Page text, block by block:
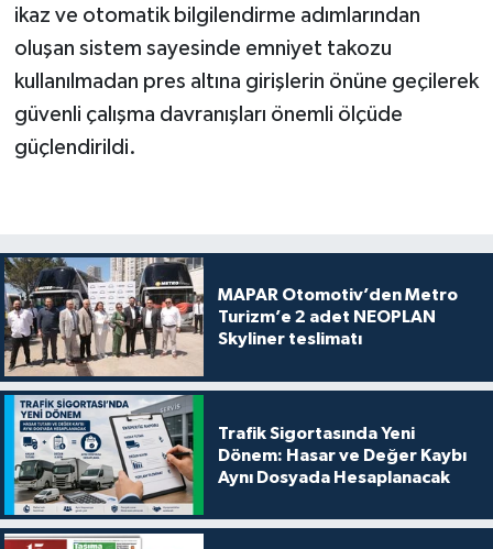
ikaz ve otomatik bilgilendirme adımlarından
oluşan sistem sayesinde emniyet takozu
kullanılmadan pres altına girişlerin önüne geçilerek
güvenli çalışma davranışları önemli ölçüde
güçlendirildi.
MAPAR Otomotiv’den Metro
Turizm’e 2 adet NEOPLAN
Skyliner teslimatı
Trafik Sigortasında Yeni
Dönem: Hasar ve Değer Kaybı
Aynı Dosyada Hesaplanacak